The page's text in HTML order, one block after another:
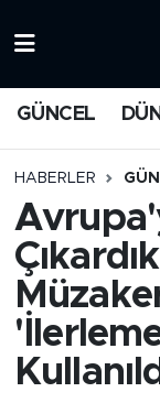
GÜNCEL
HABERLER
MEDYA
FİNANS
DÜNYA
Trafik
Süper Lig
Tüm